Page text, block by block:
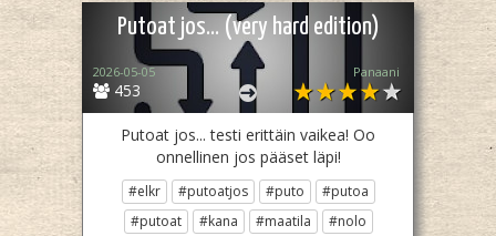
Putoat jos... (very hard edition)
453
2026-05-05 Panaani
Putoat jos... testi erittäin vaikea! Oo
onnellinen jos pääset läpi!
#elkr #putoatjos #puto
#putoa
#putoat
#kana #maatila
#nolo